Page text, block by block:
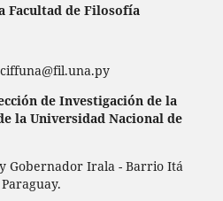
Facultad de Filosofía
de Investigación de la
la Universidad Nacional de
Gobernador Irala - Barrio Itá